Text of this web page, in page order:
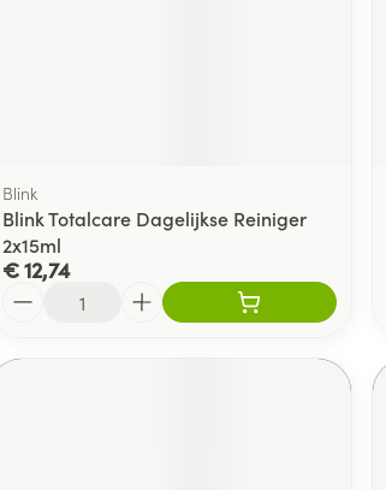
Blink
Blink Totalcare Dagelijkse Reiniger
2x15ml
€ 12,74